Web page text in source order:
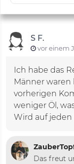
S F.
vor einem
Ich habe das
Männer
vorherigen
weniger Öl,
Wird auf jeden
Das freut